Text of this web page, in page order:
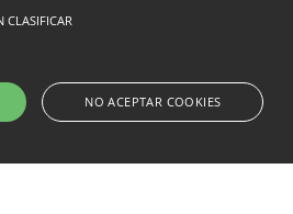
Warhammer a Lleida
22, abril, 2026 - 08:10
CLASIFICAR
NO ACEPTAR COOKIES